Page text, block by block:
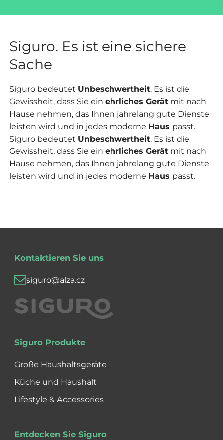
Siguro. Es ist eine sichere
Sache
Siguro bedeutet Unbeschwertheit. Es ist die
Gewissheit, dass Sie ein ehrliches Gerätmit nach
Hause nehmen, das Ihnen jahrelang gute Dienste
leisten wird und in jedes moderne Haus passt.
Siguro bedeutet Unbeschwertheit. Es ist die
Gewissheit, dass Sie ein ehrliches Gerätmit nach
Hause nehmen, das Ihnen jahrelang gute Dienste
leisten wird und in jedes moderne Haus passt.
Kontaktieren Sie uns
siguro@alza.cz
Siguro Produkte
Große Haushaltsgeräte
Küche und Haushalt
Lifestyle & Accessories
Entdecken Sie Siguro